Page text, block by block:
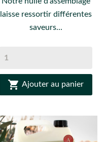
laisse ressortir différentes
saveurs...
 Ajouter au panier